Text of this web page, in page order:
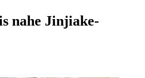
nahe Jinjiake-